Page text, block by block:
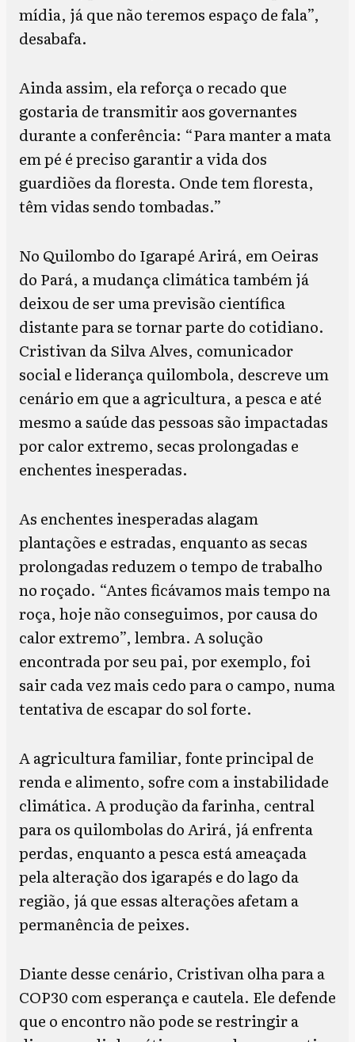
mídia, já que não teremos espaço de fala”,
desabafa.
Ainda assim, ela reforça o recado que
gostaria de transmitir aos governantes
durante a conferência: “Para manter a mata
em pé é preciso garantir a vida dos
guardiões da floresta. Onde tem floresta,
têm vidas sendo tombadas.”
No Quilombo do Igarapé Arirá, em Oeiras
do Pará, a mudança climática também já
deixou de ser uma previsão científica
distante para se tornar parte do cotidiano.
Cristivan da Silva Alves, comunicador
social e liderança quilombola, descreve um
cenário em que a agricultura, a pesca e até
mesmo a saúde das pessoas são impactadas
por calor extremo, secas prolongadas e
enchentes inesperadas.
As enchentes inesperadas alagam
plantações e estradas, enquanto as secas
prolongadas reduzem o tempo de trabalho
no roçado. “Antes ficávamos mais tempo na
roça, hoje não conseguimos, por causa do
calor extremo”, lembra. A solução
encontrada por seu pai, por exemplo, foi
sair cada vez mais cedo para o campo, numa
tentativa de escapar do sol forte.
A agricultura familiar, fonte principal de
renda e alimento, sofre com a instabilidade
climática. A produção da farinha, central
para os quilombolas do Arirá, já enfrenta
perdas, enquanto a pesca está ameaçada
pela alteração dos igarapés e do lago da
região, já que essas alterações afetam a
permanência de peixes.
Diante desse cenário, Cristivan olha para a
COP30 com esperança e cautela. Ele defende
que o encontro não pode se restringir a